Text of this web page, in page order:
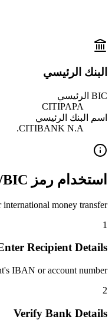
البنك الرئيسي
BIC الرئيسي
CITIPAPA
اسم البنك الرئيسي
CITIBANK N.A.
استخدام رمز SWIFT/BIC هذا
money transfer
1
Recipient Details
IBAN or account number.
2
Verify Bank Details